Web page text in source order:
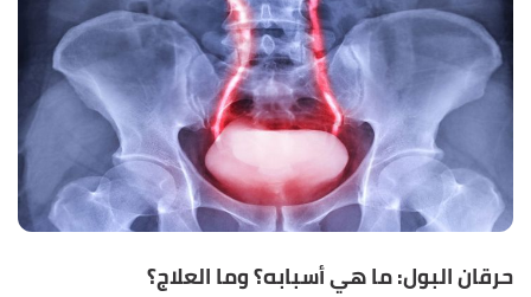
حرقان البول: ما هي أسبابه؟ وما العلاج؟